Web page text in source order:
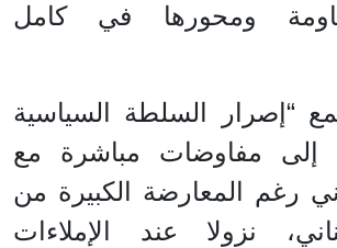
ومحورها في كامل
“إصرار السلطة السياسية
إلى مفاوضات مباشرة مع
رغم المعارضة الكبيرة من
نزولا عند الإملاءات